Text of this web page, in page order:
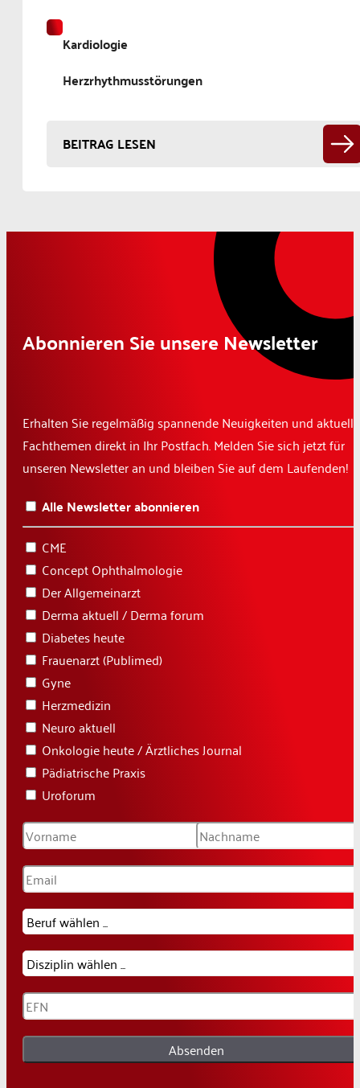
Kardiologie
Herzrhythmusstörungen
BEITRAG LESEN
Abonnieren Sie unsere Newsletter
Erhalten Sie regelmäßig spannende Neuigkeiten und aktuelle
Fachthemen direkt in Ihr Postfach. Melden Sie sich jetzt für
unseren Newsletter an und bleiben Sie auf dem Laufenden!
Alle Newsletter abonnieren
CME
Concept Ophthalmologie
Der Allgemeinarzt
Derma aktuell / Derma forum
Diabetes heute
Frauenarzt (Publimed)
Gyne
Herzmedizin
Neuro aktuell
Onkologie heute / Ärztliches Journal
Pädiatrische Praxis
Uroforum
Absenden